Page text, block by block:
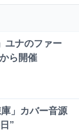
ユナのファー
ら開催
」カバー音源
”